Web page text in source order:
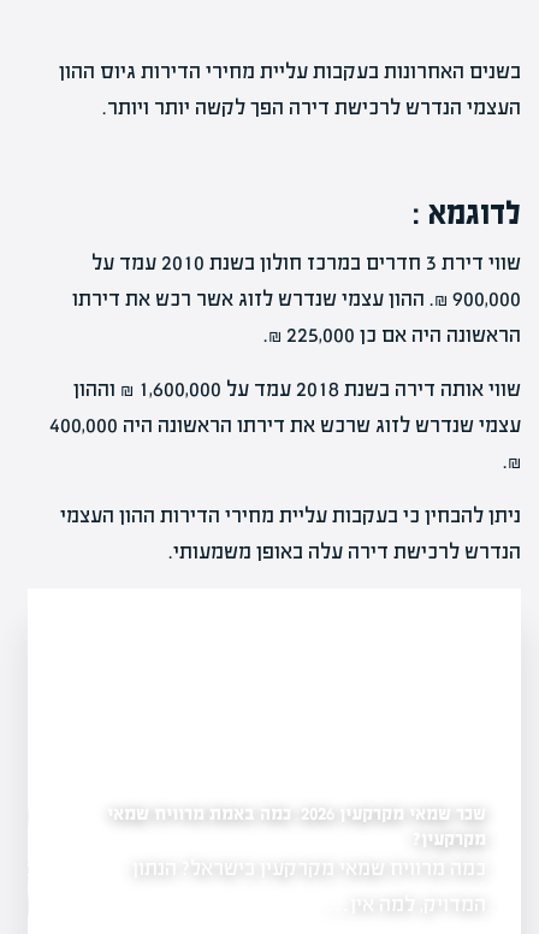
בשנים האחרונות בעקבות עליית מחירי הדירות גיוס ההון
העצמי הנדרש לרכישת דירה הפך לקשה יותר ויותר.
לדוגמא :
שווי דירת 3 חדרים במרכז חולון בשנת 2010 עמד על
900,000 ₪. ההון עצמי שנדרש לזוג אשר רכש את דירתו
הראשונה היה אם כן 225,000 ₪.
שווי אותה דירה בשנת 2018 עמד על 1,600,000 ₪ וההון
עצמי שנדרש לזוג שרכש את דירתו הראשונה היה 400,000
₪.
ניתן להבחין כי בעקבות עליית מחירי הדירות ההון העצמי
הנדרש לרכישת דירה עלה באופן משמעותי.
מקרקעין לשנת
למועד
שכר שמאי מקרקעין 2026: כמה באמת מרוויח שמאי
מקרקעין?
כמה מרוויח שמאי מקרקעין בישראל? הנתון
המדויק, למה אין…
כמה שמאי מקרקעין יש